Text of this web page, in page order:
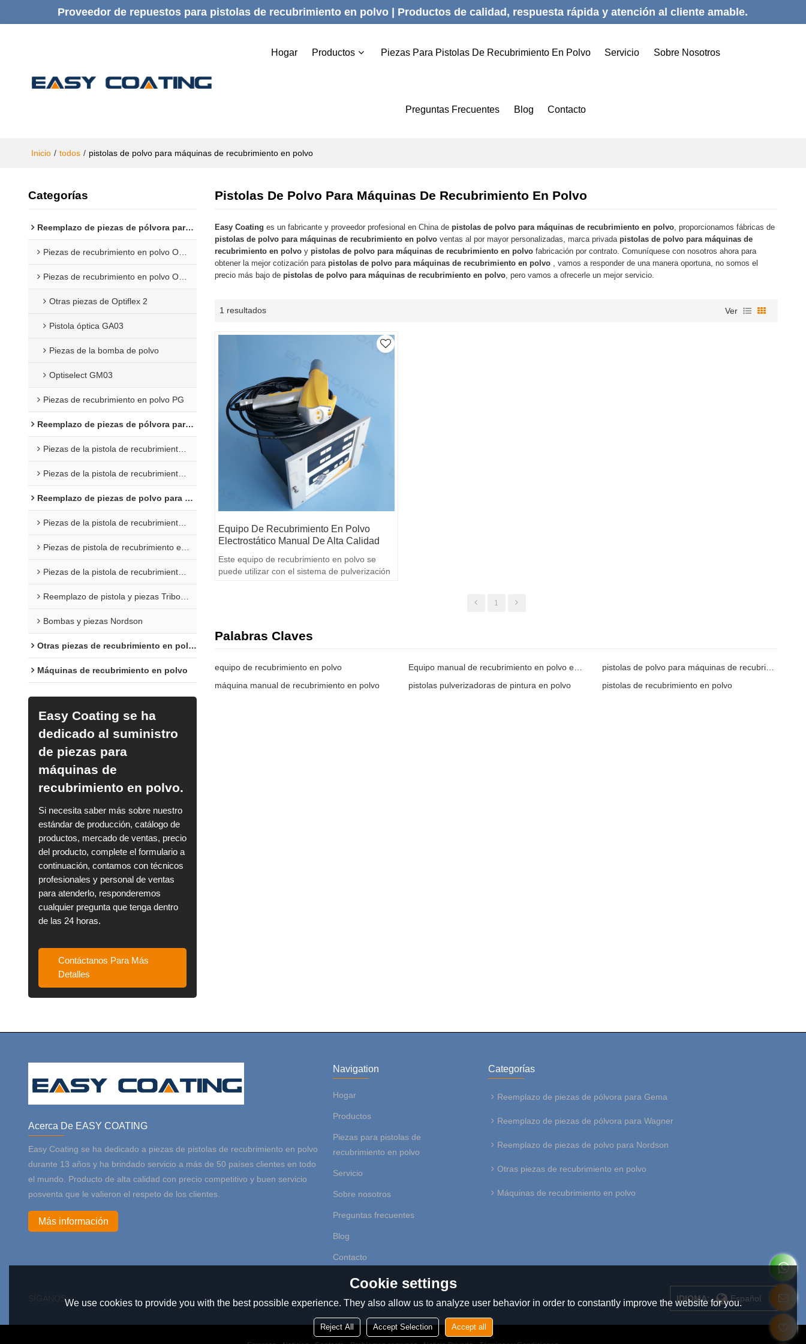
Proveedor de repuestos para pistolas de recubrimiento en polvo | Productos de calidad, respuesta rápida y atención al cliente amable.
Hogar Productos Piezas Para Pistolas De Recubrimiento En Polvo Servicio Sobre Nosotros
Preguntas Frecuentes Blog Contacto
Inicio / todos / pistolas de polvo para máquinas de recubrimiento en polvo
Categorías
Reemplazo de piezas de pólvora para Gema
Piezas de recubrimiento en polvo Opti 1F
Piezas de recubrimiento en polvo Opti 2F
Otras piezas de Optiflex 2
Pistola óptica GA03
Piezas de la bomba de polvo
Optiselect GM03
Piezas de recubrimiento en polvo PG
Reemplazo de piezas de pólvora para Wagner
Piezas de la pistola de recubrimiento C4
Piezas de la pistola de recubrimiento en polvo X1
Reemplazo de piezas de polvo para Nordson
Piezas de la pistola de recubrimiento en polvo Encore
Piezas de pistola de recubrimiento en polvo Sure Coat
Piezas de la pistola de recubrimiento en polvo Versa
Reemplazo de pistola y piezas Tribomatic
Bombas y piezas Nordson
Otras piezas de recubrimiento en polvo
Máquinas de recubrimiento en polvo
Easy Coating se ha
dedicado al suministro
de piezas para
máquinas de
recubrimiento en polvo.
Si necesita saber más sobre nuestro
estándar de producción, catálogo de
productos, mercado de ventas, precio
del producto, complete el formulario a
continuación, contamos con técnicos
profesionales y personal de ventas
para atenderlo, responderemos
cualquier pregunta que tenga dentro
de las 24 horas.
Contáctanos Para Más
Detalles
Pistolas De Polvo Para Máquinas De Recubrimiento En Polvo
Easy Coating es un fabricante y proveedor profesional en China depistolas de polvo para máquinas de recubrimiento en polvo , proporcionamos fábricas de
pistolas de polvo para máquinas de recubrimiento en polvo ventas al por mayor personalizadas, marca privadapistolas de polvo para máquinas de
recubrimiento en polvo ypistolas de polvo para máquinas de recubrimiento en polvo fabricación por contrato. Comuníquese con nosotros ahora para
obtener la mejor cotización parapistolas de polvo para máquinas de recubrimiento en polvo , vamos a responder de una manera oportuna, no somos el
precio más bajo depistolas de polvo para máquinas de recubrimiento en polvo , pero vamos a ofrecerle un mejor servicio.
1 resultados Ver
Equipo De Recubrimiento En Polvo
Electrostático Manual De Alta Calidad
Este equipo de recubrimiento en polvo se
puede utilizar con el sistema de pulverización
1
Palabras Claves
equipo de recubrimiento en polvo Equipo manual de recubrimiento en polvo electrostático
pistolas de polvo para máquinas de recubrimiento en polvo
máquina manual de recubrimiento en polvo
pistolas pulverizadoras de pintura en polvo pistolas de recubrimiento en polvo
Acerca De EASY COATING
Easy Coating se ha dedicado a piezas de pistolas de recubrimiento en polvo
durante 13 años y ha brindado servicio a más de 50 países clientes en todo
el mundo. Producto de alta calidad con precio competitivo y buen servicio
posventa que le valieron el respeto de los clientes.
Más información
Navigation
Hogar
Productos
Piezas para pistolas de
recubrimiento en polvo
Servicio
Sobre nosotros
Preguntas frecuentes
Blog
Contacto
Categorías
Reemplazo de piezas de pólvora para Gema
Reemplazo de piezas de pólvora para Wagner
Reemplazo de piezas de polvo para Nordson
Otras piezas de recubrimiento en polvo
Máquinas de recubrimiento en polvo
SÍGANOS: IDIOMA: Español
Cookie settings
We use cookies to provide you with the best possible experience. They also allow us to analyze user behavior in order to constantly improve the website for you.
Reject All Accept Selection Accept all